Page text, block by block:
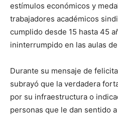
estímulos económicos y
trabajadores académicos
cumplido desde 15 hasta 45
ininterrumpido en las aulas de
Durante su mensaje de
subrayó que la verdadera
por su infraestructura o
personas que le dan sentido